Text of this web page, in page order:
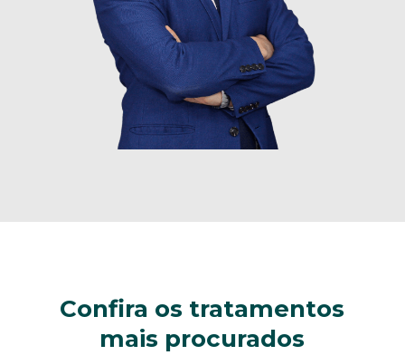
Confira os tratamentos
mais procurados